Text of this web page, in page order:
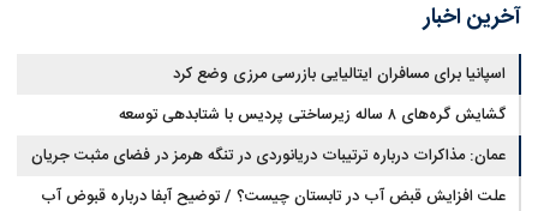
آخرین اخبار
اسپانیا برای مسافران ایتالیایی بازرسی مرزی وضع کرد
گشایش گره‌های ۸ ساله زیرساختی پردیس با شتابدهی توسعه
عمان: مذاکرات درباره ترتیبات دریانوردی در تنگه هرمز در فضای مثبت جریان
دارد
علت افزایش قبض آب در تابستان چیست؟ / توضیح آبفا درباره قبوض آب